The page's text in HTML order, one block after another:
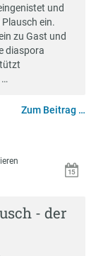
und
ein.
zu Gast und
diaspora
Zum Beitrag …
- der